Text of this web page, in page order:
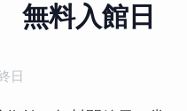
無料入館日
日